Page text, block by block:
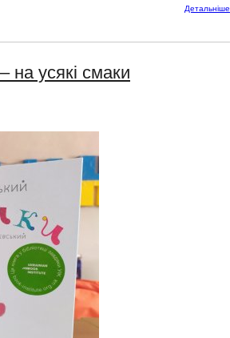
Детальнiше
на усякі смаки